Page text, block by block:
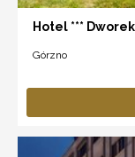
Hotel ***
Górzno